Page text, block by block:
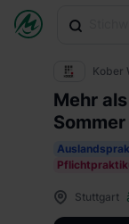
Kober
Mehr
Stuttgart